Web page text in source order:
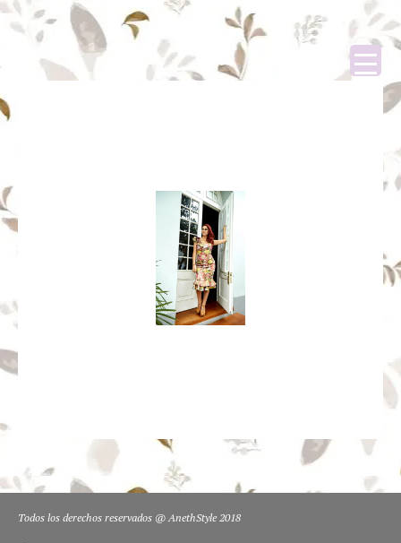
Todos los derechos reservados @ AnethStyle 2018